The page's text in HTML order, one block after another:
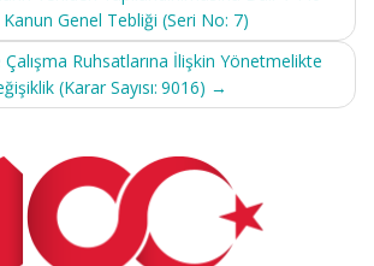
Kanun Genel Tebliği (Seri No: 7)
Ruhsatlarına İlişkin Yönetmelikte
(Karar Sayısı: 9016) →